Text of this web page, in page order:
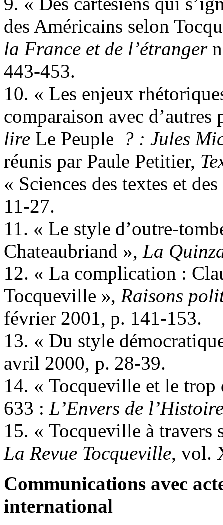
des Américains selon
la France et de l’étranger
443-453.
10. « Les enjeux
comparaison avec
lire Le Peuple
? : Jules
réunis par Paule Petitier,
« Sciences des textes et
11-27.
11. « Le style d’outre-
Chateaubriand », La
12. « La complication :
Tocqueville », Raisons
février 2001, p. 141-153.
13. « Du style
avril 2000, p. 28-39.
14. « Tocqueville et le
633 : L’Envers de l’Histoire
15. « Tocqueville à travers
La Revue Tocqueville, vol.
Communications avec
international